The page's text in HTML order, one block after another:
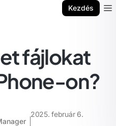
Kezdés
fájlokat
on?
2025. február 6.